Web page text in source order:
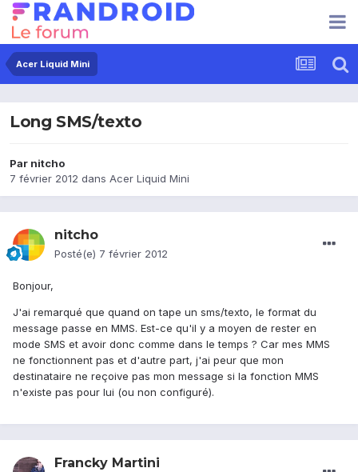
Acer Liquid Mini
Long SMS/texto
Par nitcho
7 février 2012 dans Acer Liquid Mini
nitcho
Posté(e) 7 février 2012
Bonjour,
J'ai remarqué que quand on tape un sms/texto, le format du
message passe en MMS. Est-ce qu'il y a moyen de rester en
mode SMS et avoir donc comme dans le temps ? Car mes MMS
ne fonctionnent pas et d'autre part, j'ai peur que mon
destinataire ne reçoive pas mon message si la fonction MMS
n'existe pas pour lui (ou non configuré).
Francky Martini